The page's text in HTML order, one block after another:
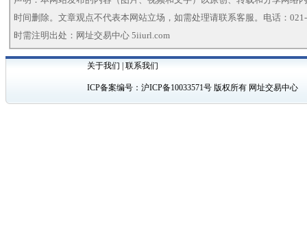
时间删除。文章观点不代表本网站立场，如需处理请联系客服。电话：
时需注明出处：网址交易中心 5iiurl.com
关于我们 |联系我们
ICP备案编号：沪ICP备10033571号 版权所有 网址交易中心